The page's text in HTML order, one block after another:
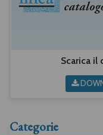
Scarica il
Categorie